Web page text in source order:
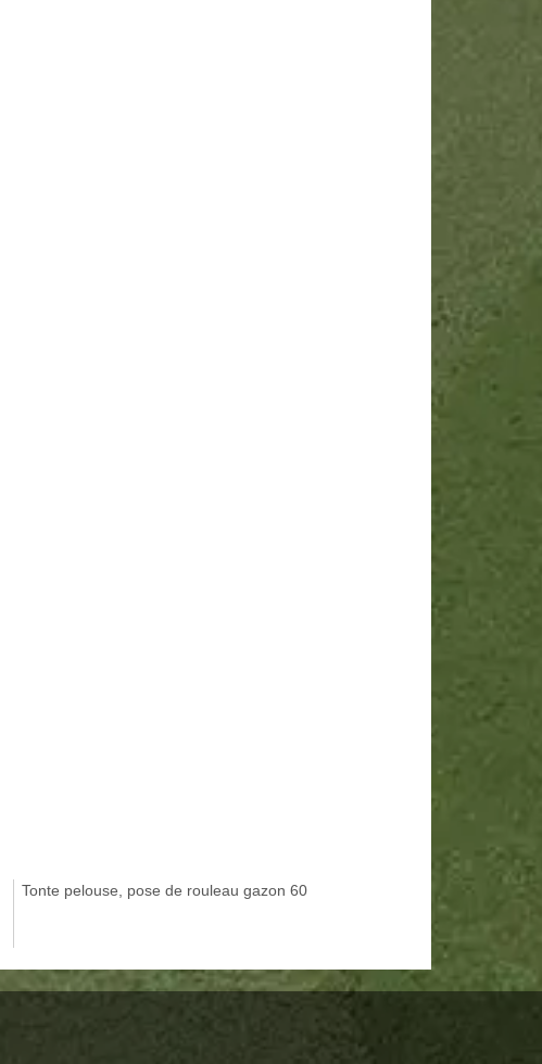
Tonte pelouse, pose de rouleau gazon 60